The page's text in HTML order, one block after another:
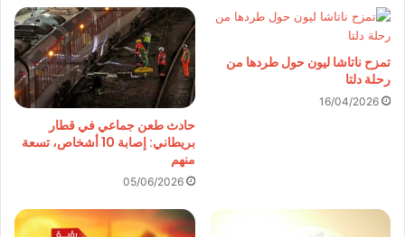
تمزح ناتاشا ليون حول طردها من
رحلة دلتا
16/04/2026
حادث طعن جماعي في قطار
بريطاني: إصابة 10 أشخاص، تسعة
منهم
05/06/2026